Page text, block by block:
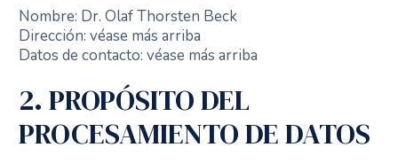
Nombre: Dr. Olaf Thorsten Beck
Dirección: véase más arriba
Datos de contacto: véase más arriba
2. PROPÓSITO DEL
PROCESAMIENTO DE DATOS